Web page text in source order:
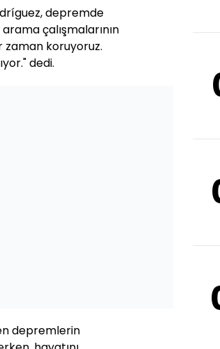
depremde
çalışmalarının
zaman koruyoruz.
dedi.
depremlerin